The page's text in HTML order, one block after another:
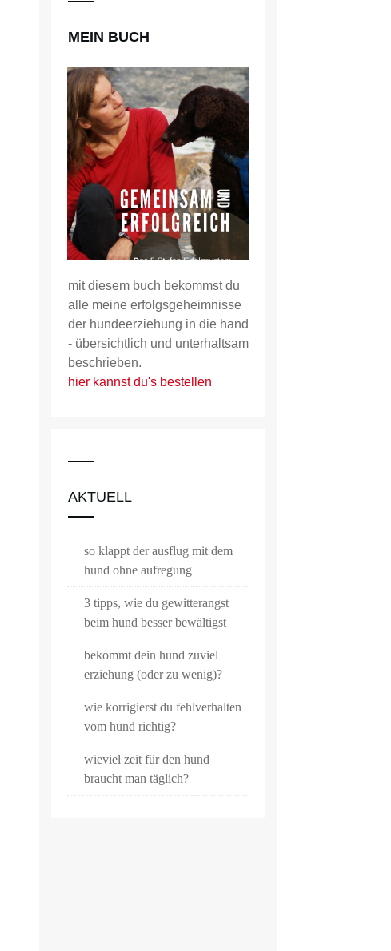
MEIN BUCH
mit diesem buch bekommst du
alle meine erfolgsgeheimnisse
der hundeerziehung in die hand
- übersichtlich und unterhaltsam
beschrieben.
hier kannst du's bestellen
AKTUELL
so klappt der ausflug mit dem
hund ohne aufregung
3 tipps, wie du gewitterangst
beim hund besser bewältigst
bekommt dein hund zuviel
erziehung (oder zu wenig)?
wie korrigierst du fehlverhalten
vom hund richtig?
wieviel zeit für den hund
braucht man täglich?